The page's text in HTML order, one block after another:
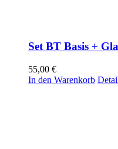
Set BT Basis +
55,00 €
In den Warenkorb